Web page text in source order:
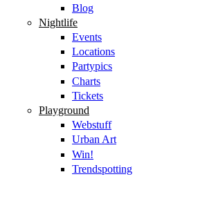
Blog
Nightlife
Events
Locations
Partypics
Charts
Tickets
Playground
Webstuff
Urban Art
Win!
Trendspotting